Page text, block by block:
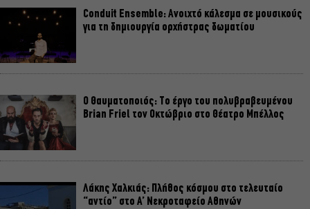
Conduit Ensemble: Ανοιχτό κάλεσμα σε μουσικούς
για τη δημιουργία ορχήστρας δωματίου
Ο Θαυματοποιός: Το έργο του πολυβραβευμένου
Brian Friel τον Οκτώβριο στο Θέατρο Μπέλλος
Λάκης Χαλκιάς: Πλήθος κόσμου στο τελευταίο
“αντίο” στο Α’ Νεκροταφείο Αθηνών